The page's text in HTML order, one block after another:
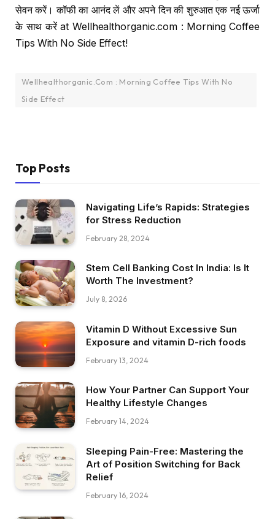
सेवन करें। कॉफी का आनंद लें और अपने दिन की शुरुआत एक नई ऊर्जा
के साथ करें at Wellhealthorganic.com : Morning Coffee
Tips With No Side Effect!
Wellhealthorganic.Com : Morning Coffee Tips With No
Side Effect
Top Posts
Navigating Life’s Rapids: Strategies
for Stress Reduction
February 28, 2024
Stem Cell Banking Cost In India: Is It
Worth The Investment?
July 8, 2026
Vitamin D Without Excessive Sun
Exposure and vitamin D-rich foods
February 13, 2024
How Your Partner Can Support Your
Healthy Lifestyle Changes
February 14, 2024
Sleeping Pain-Free: Mastering the
Art of Position Switching for Back
Relief
February 16, 2024